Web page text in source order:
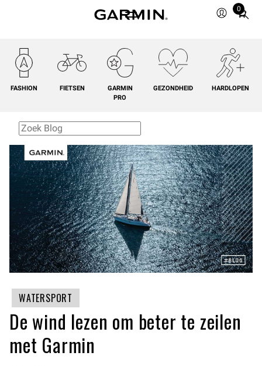
0
Total
cart:
0
FASHION FIETSEN
GARMIN
PRO
GEZONDHEID HARDLOPEN
WATERSPORT
De wind lezen om beter te zeilen
met Garmin